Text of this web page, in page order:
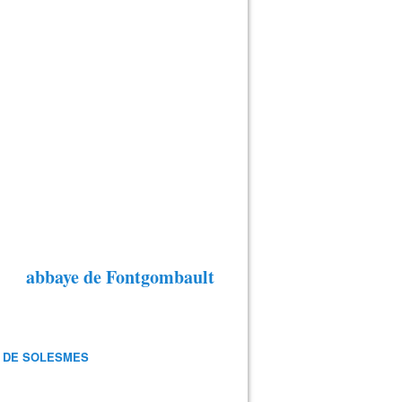
abbaye de Fontgombault
SOLESMES